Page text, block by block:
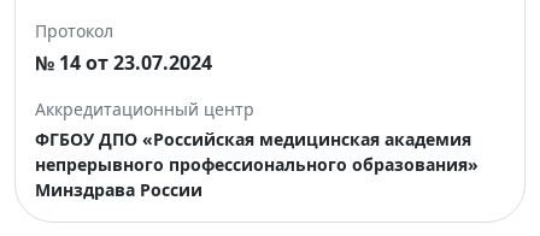
Протокол
№ 14 от 23.07.2024
Аккредитационный центр
ФГБОУ ДПО «Российская медицинская академия
непрерывного профессионального образования»
Минздрава России